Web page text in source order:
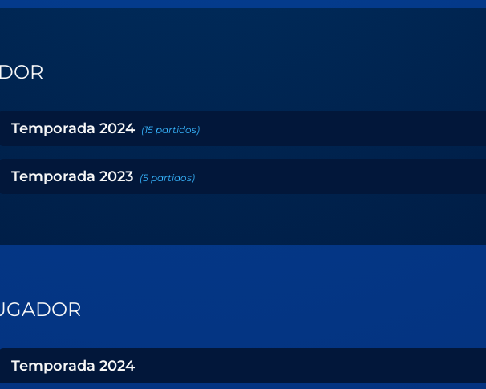
Temporada 2024 (15 partidos)
Temporada 2023 (5 partidos)
Temporada 2024